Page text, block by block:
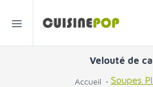
Velouté de
Accueil Soupes